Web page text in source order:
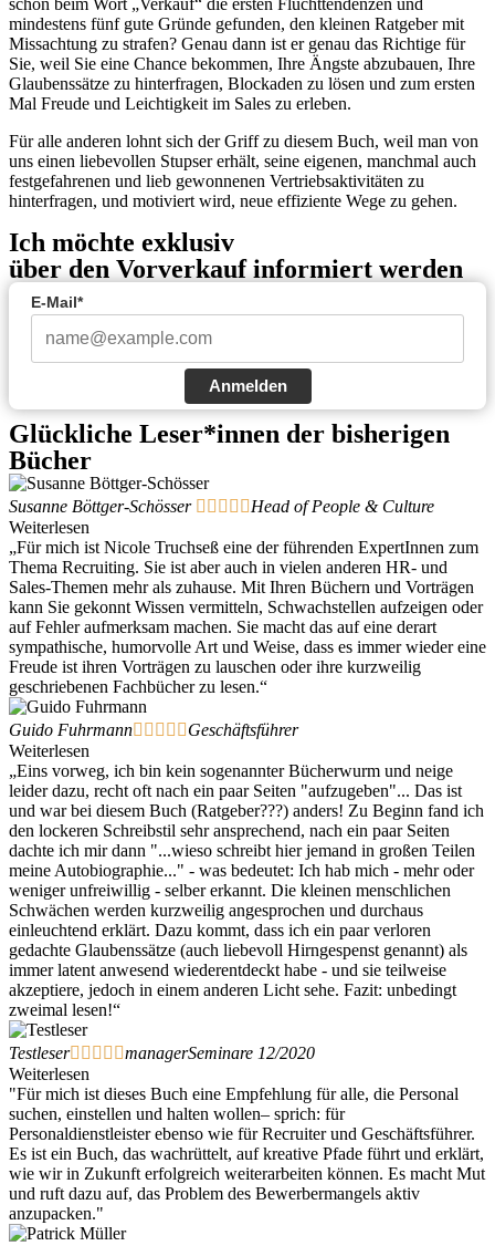
schon beim Wort „Verkauf“ die ersten Fluchttendenzen und
mindestens fünf gute Gründe gefunden, den kleinen Ratgeber mit
Missachtung zu strafen? Genau dann ist er genau das Richtige für
Sie, weil Sie eine Chance bekommen, Ihre Ängste abzubauen, Ihre
Glaubenssätze zu hinterfragen, Blockaden zu lösen und zum ersten
Mal Freude und Leichtigkeit im Sales zu erleben.
Für alle anderen lohnt sich der Griff zu diesem Buch, weil man von
uns einen liebevollen Stupser erhält, seine eigenen, manchmal auch
festgefahrenen und lieb gewonnenen Vertriebsaktivitäten zu
hinterfragen, und motiviert wird, neue effiziente Wege zu gehen.
Ich möchte exklusiv
über den Vorverkauf informiert werden
E-Mail*
Anmelden
Glückliche Leser*innen der bisherigen
Bücher
Susanne Böttger-Schösser     Head of People & Culture
Weiterlesen
„Für mich ist Nicole Truchseß eine der führenden ExpertInnen zum
Thema Recruiting. Sie ist aber auch in vielen anderen HR- und
Sales-Themen mehr als zuhause. Mit Ihren Büchern und Vorträgen
kann Sie gekonnt Wissen vermitteln, Schwachstellen aufzeigen oder
auf Fehler aufmerksam machen. Sie macht das auf eine derart
sympathische, humorvolle Art und Weise, dass es immer wieder eine
Freude ist ihren Vorträgen zu lauschen oder ihre kurzweilig
geschriebenen Fachbücher zu lesen.“
Guido Fuhrmann    Geschäftsführer
Weiterlesen
„Eins vorweg, ich bin kein sogenannter Bücherwurm und neige
leider dazu, recht oft nach ein paar Seiten "aufzugeben"... Das ist
und war bei diesem Buch (Ratgeber???) anders! Zu Beginn fand ich
den lockeren Schreibstil sehr ansprechend, nach ein paar Seiten
dachte ich mir dann "...wieso schreibt hier jemand in großen Teilen
meine Autobiographie..." - was bedeutet: Ich hab mich - mehr oder
weniger unfreiwillig - selber erkannt. Die kleinen menschlichen
Schwächen werden kurzweilig angesprochen und durchaus
einleuchtend erklärt. Dazu kommt, dass ich ein paar verloren
gedachte Glaubenssätze (auch liebevoll Hirngespenst genannt) als
immer latent anwesend wiederentdeckt habe - und sie teilweise
akzeptiere, jedoch in einem anderen Licht sehe. Fazit: unbedingt
zweimal lesen!“
Testleser    managerSeminare 12/2020
Weiterlesen
"Für mich ist dieses Buch eine Empfehlung für alle, die Personal
suchen, einstellen und halten wollen– sprich: für
Personaldienstleister ebenso wie für Recruiter und Geschäftsführer.
Es ist ein Buch, das wachrüttelt, auf kreative Pfade führt und erklärt,
wie wir in Zukunft erfolgreich weiterarbeiten können. Es macht Mut
und ruft dazu auf, das Problem des Bewerbermangels aktiv
anzupacken."